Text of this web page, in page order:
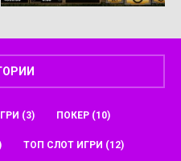
(3) ПОКЕР (10)
ТОП СЛОТ ИГРИ (12)